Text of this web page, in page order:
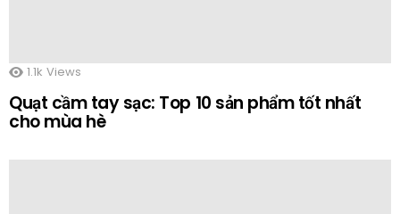
1.1k Views
Quạt cầm tay sạc: Top 10 sản phẩm tốt nhất
cho mùa hè